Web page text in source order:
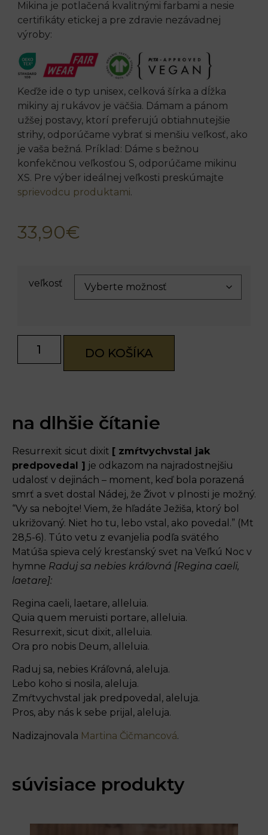
Mikina je potlačená kvalitnými farbami a nesie
certifikáty etickej a pre zdravie nezávadnej
výroby:
Keďže ide o typ unisex, celková šírka a dĺžka
mikiny aj rukávov je väčšia. Dámam a pánom
užšej postavy, ktorí preferujú obtiahnutejšie
strihy, odporúčame vybrať si menšiu veľkosť, ako
je vaša bežná. Príklad: Dáme s bežnou
konfekčnou veľkosťou S, odporúčame mikinu
XS. Pre výber ideálnej veľkosti preskúmajte
sprievodcu produktami.
33,90€
veľkosť
DO KOŠÍKA
súvisiace produkty
na dlhšie čítanie
Resurrexit sicut dixit [ zmŕtvychvstal jak
predpovedal ] je odkazom na najradostnejšiu
udalosť v dejinách – moment, keď bola porazená
smrť a svet dostal Nádej, že Život v plnosti je možný.
“Vy sa nebojte! Viem, že hľadáte Ježiša, ktorý bol
ukrižovaný. Niet ho tu, lebo vstal, ako povedal.” (Mt
28,5-6). Túto vetu z evanjelia podľa svätého
Matúša spieva celý kresťanský svet na Veľkú Noc v
hymne Raduj sa nebies kráľovná [Regina caeli,
laetare]:
Regina caeli, laetare, alleluia.
Quia quem meruisti portare, alleluia.
Resurrexit, sicut dixit, alleluia.
Ora pro nobis Deum, alleluia.
Raduj sa, nebies Kráľovná, aleluja.
Lebo koho si nosila, aleluja.
Zmŕtvychvstal jak predpovedal, aleluja.
Pros, aby nás k sebe prijal, aleluja.
Nadizajnovala Martina Čičmancová.